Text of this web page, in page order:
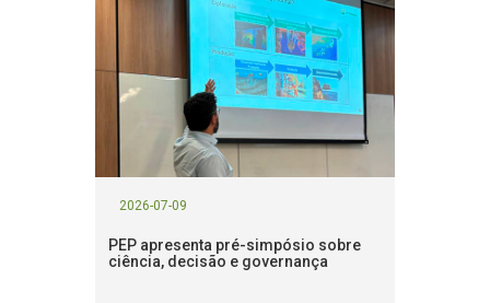
2026-07-09
PEP apresenta pré-simpósio sobre
ciência, decisão e governança